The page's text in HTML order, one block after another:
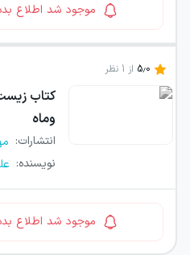
موجود شد اطلاع
5.0 از 1 نظر
کتاب
وماه
انتشارات:
نویسنده:
موجود شد اطلاع